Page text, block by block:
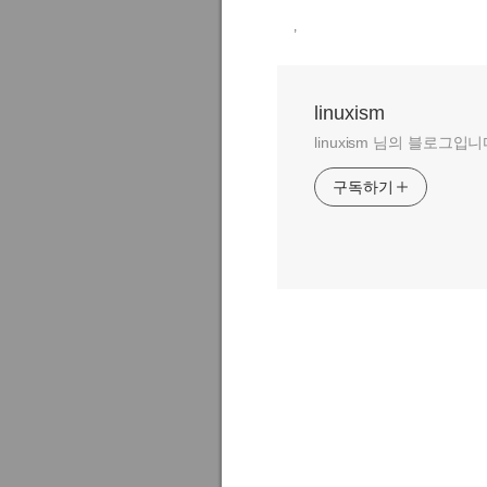
,
linuxism
linuxism 님의 블로그입니
구독하기